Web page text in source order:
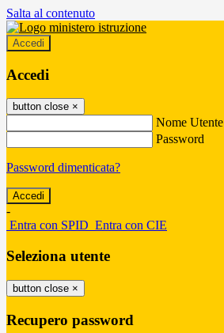
Salta al contenuto
Accedi
Accedi
button close ×
Nome Utente
Password
Password dimenticata?
-
Entra con SPID Entra con CIE
Seleziona utente
button close ×
Recupero password